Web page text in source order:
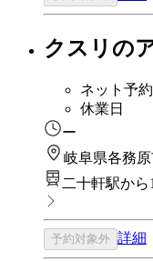
クスリの
ネット予
休業日
ー
岐阜県各務
二十軒駅から
予約対象外 詳細